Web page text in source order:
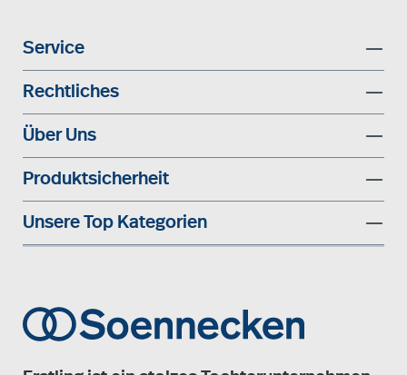
Service
Rechtliches
Über Uns
Produktsicherheit
Unsere Top Kategorien